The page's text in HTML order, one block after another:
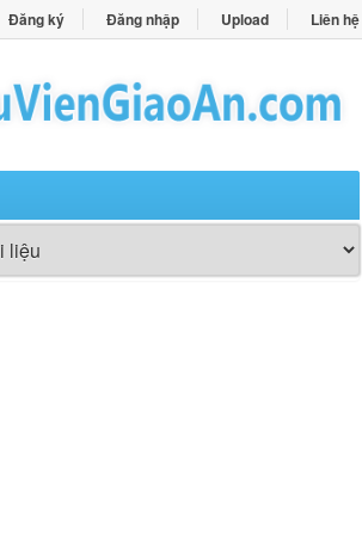
Đăng ký Đăng nhập Upload Liên hệ